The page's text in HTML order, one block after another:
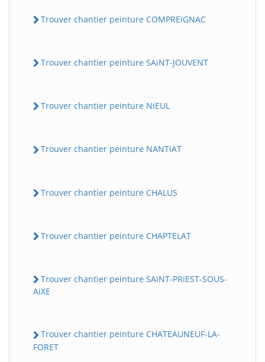
Trouver chantier peinture COMPREiGNAC
Trouver chantier peinture SAiNT-JOUVENT
Trouver chantier peinture NiEUL
Trouver chantier peinture NANTiAT
Trouver chantier peinture CHALUS
Trouver chantier peinture CHAPTELAT
Trouver chantier peinture SAiNT-PRiEST-SOUS-
AiXE
Trouver chantier peinture CHATEAUNEUF-LA-
FORET